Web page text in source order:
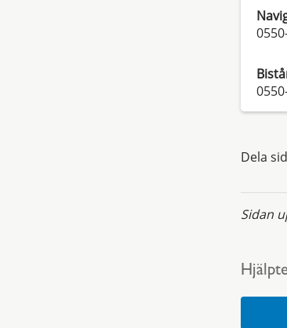
Dela
Sidan